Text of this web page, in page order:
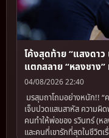
โค้งสุดท้าย “แสงดา
แตกสลาย “หลงชาง”
04/08/2026 22:40
มรสุมถาโถมอย่างหนัก!! “
เจ็บปวดแสนสาหัส ความผิ
คนทำให้พ่อของ รวินทร์ (ห
และคนที่เขารักที่สุดในชีวิตเ